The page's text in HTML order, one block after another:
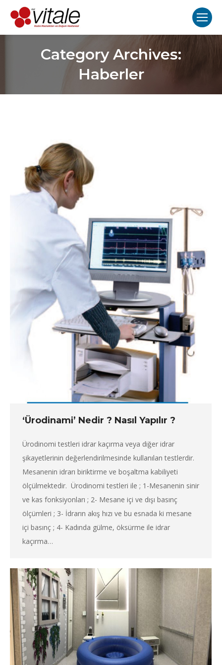
Category Archives:
Haberler
‘Ürodinami’ Nedir ? Nasıl Yapılır ?
Ürodinomi testleri idrar kaçırma veya diğer idrar
şikayetlerinin değerlendirilmesinde kullanılan testlerdir.
Mesanenin idrarı biriktirme ve boşaltma kabiliyeti
ölçülmektedir. Ürodinomi testleri ile ; 1-Mesanenin sinir
ve kas fonksiyonları ; 2- Mesane içi ve dışı basınç
ölçümleri ; 3- İdrarın akış hızı ve bu esnada ki mesane
içi basınç ; 4- Kadında gülme, öksürme ile idrar
kaçırma…